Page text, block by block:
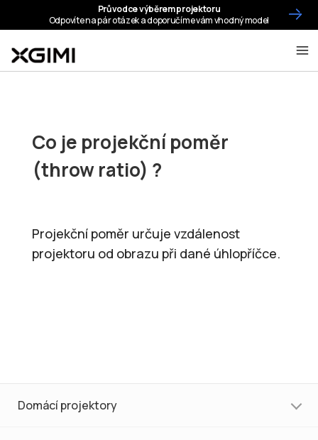
Co je projekční poměr
(throw ratio) ?
Projekční poměr určuje vzdálenost
projektoru od obrazu při dané úhlopříčce.
Domácí projektory